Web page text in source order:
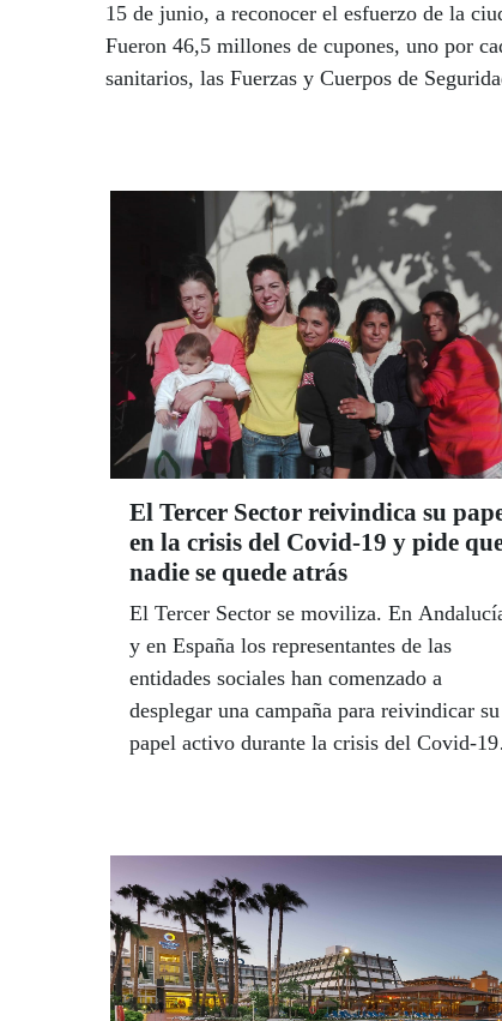
15 de junio, a reconocer el esfuerzo de la
Fueron 46,5 millones de cupones, uno por
sanitarios, las Fuerzas y Cuerpos de
El Tercer Sector reivindica su
en la crisis del Covid-19 y pide
nadie se quede atrás
El Tercer Sector se moviliza. En
y en España los representantes de las
entidades sociales han comenzado a
desplegar una campaña para reivindicar su
papel activo durante la crisis del Covid-19
quedarse atrás en este nuevo tiempo que se
abre una vez superado el estado de alarma.
El cupón de la ONCE, por su parte, dio su
respaldo en junio a las empresas que
destinan parte de sus impuestos a sufragar